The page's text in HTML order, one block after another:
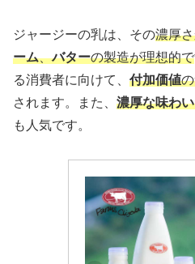
ジャージーの乳は、その濃厚
ーム、バターの製造が理想的で
る消費者に向けて、 付加価値
されます。また、 濃厚な味わい
も人気です。